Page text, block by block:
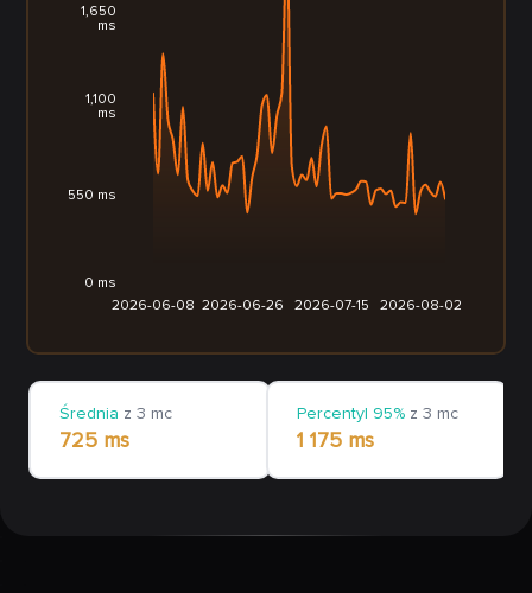
2026-06-08 2026-06-26 2026-07-15 2026-08-02
0 ms
550 ms
1,100
ms
1,650
ms
Średnia z 3 mc
725 ms
Percentyl 95% z 3 mc
1 175 ms